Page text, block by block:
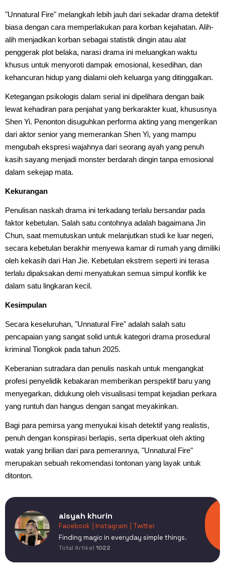
"Unnatural Fire" melangkah lebih jauh dari sekadar drama detektif
biasa dengan cara memperlakukan para korban kejahatan. Alih-
alih menjadikan korban sebagai statistik dingin atau alat
penggerak plot belaka, narasi drama ini meluangkan waktu
khusus untuk menyoroti dampak emosional, kesedihan, dan
kehancuran hidup yang dialami oleh keluarga yang ditinggalkan.
Ketegangan psikologis dalam serial ini dipelihara dengan baik
lewat kehadiran para penjahat yang berkarakter kuat, khususnya
Shen Yi. Penonton disuguhkan performa akting yang mengerikan
dari aktor senior yang memerankan Shen Yi, yang mampu
mengubah ekspresi wajahnya dari seorang ayah yang penuh
kasih sayang menjadi monster berdarah dingin tanpa emosional
dalam sekejap mata.
Kekurangan
Penulisan naskah drama ini terkadang terlalu bersandar pada
faktor kebetulan. Salah satu contohnya adalah bagaimana Jin
Chun, saat memutuskan untuk melanjutkan studi ke luar negeri,
secara kebetulan berakhir menyewa kamar di rumah yang dimiliki
oleh kekasih dari Han Jie. Kebetulan ekstrem seperti ini terasa
terlalu dipaksakan demi menyatukan semua simpul konflik ke
dalam satu lingkaran kecil.
Kesimpulan
Secara keseluruhan, "Unnatural Fire" adalah salah satu
pencapaian yang sangat solid untuk kategori drama prosedural
kriminal Tiongkok pada tahun 2025.
Keberanian sutradara dan penulis naskah untuk mengangkat
profesi penyelidik kebakaran memberikan perspektif baru yang
menyegarkan, didukung oleh visualisasi tempat kejadian perkara
yang runtuh dan hangus dengan sangat meyakinkan.
Bagi para pemirsa yang menyukai kisah detektif yang realistis,
penuh dengan konspirasi berlapis, serta diperkuat oleh akting
watak yang brilian dari para pemerannya, "Unnatural Fire"
merupakan sebuah rekomendasi tontonan yang layak untuk
ditonton.
aisyah khurin
Facebook | Instagram
| Twitter
Finding magic in everyday simple things.
Total Artikel 1022